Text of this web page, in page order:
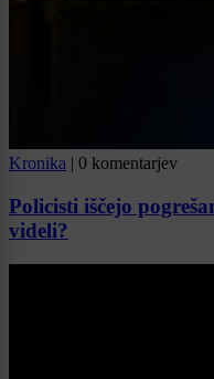
Kronika | 0 komentarjev
Policisti iščejo
videli?